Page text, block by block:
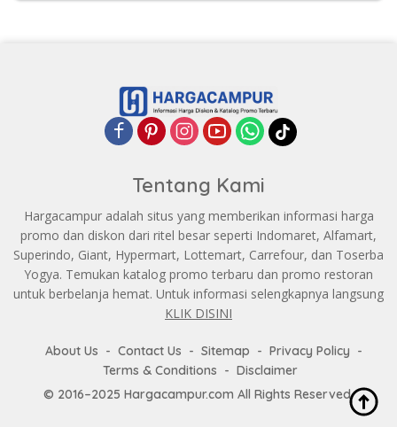
Tentang Kami
Hargacampur adalah situs yang memberikan informasi harga
promo dan diskon dari ritel besar seperti Indomaret, Alfamart,
Superindo, Giant, Hypermart, Lottemart, Carrefour, dan Toserba
Yogya. Temukan katalog promo terbaru dan promo restoran
untuk berbelanja hemat. Untuk informasi selengkapnya langsung
KLIK DISINI
About Us Contact Us Sitemap
Privacy Policy
Terms & Conditions
Disclaimer
© 2016–2025 Hargacampur.com All Rights Reserved.